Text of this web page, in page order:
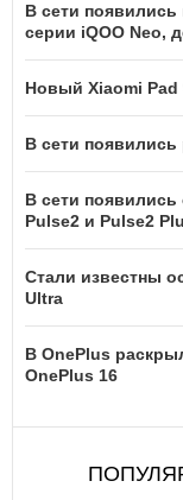
В сети
серии iQOO Neo,
Новый Xiaomi Pad
В сети появились
В сети появились
Pulse2 и Pulse2
Стали известны
Ultra
В OnePlus
OnePlus 16